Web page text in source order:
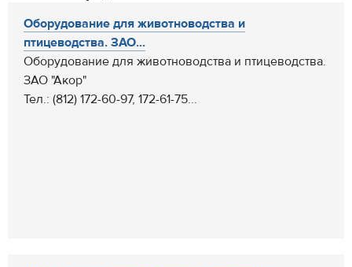
Оборудование для животноводства и
птицеводства. ЗАО...
Оборудование для животноводства и птицеводства.
ЗАО "Акор"
Тел.: (812) 172-60-97, 172-61-75...